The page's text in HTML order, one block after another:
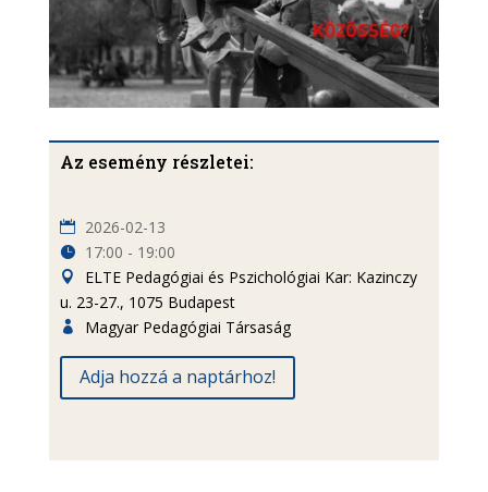
Az esemény részletei:
2026-02-13
17:00 - 19:00
ELTE Pedagógiai és Pszichológiai Kar: Kazinczy
u. 23-27., 1075 Budapest
Magyar Pedagógiai Társaság
Adja hozzá a naptárhoz!